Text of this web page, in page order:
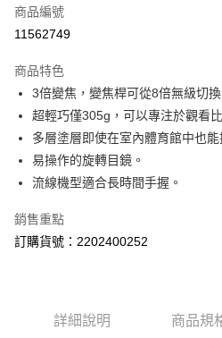
ATM付款
郵寄到府(台灣本島適用)
每筆NT$100，滿NT$2,000(含以上)免
台灣離島寄送(基本運費100元+離島
每筆NT$180，滿NT$2,000(含以上)免
商品編號
11562749
商品特色
3倍變焦，變焦桿可從8倍無級切換
超輕巧僅305g，可以專注於觀看比
多層塗層即使在室內體育館中也
易操作的旋轉目鏡。
流線機型適合長時間手握。
銷售重點
訂購貨號：2202400252
詳細說明 商品規